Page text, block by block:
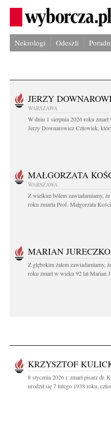
Nekrologi Odeszli
JERZY
WARSZAWA
W dniu 1 sierpnia 2026 roku
Jerzy Downarowicz Człowiek,
MAŁGORZATA
WARSZAWA
Z wielkim bólem zawiadamiamy,
roku zmarła Prof. Małgorzata
MARIAN JURECZKO
Z głębokim żalem zawiadamiamy,
roku zmarł w wieku 92 lat Marian
KRZYSZTOF
8 stycznia 2026 r. zmarł pisarz dr.
urodził się 7 lutego 1938 roku,